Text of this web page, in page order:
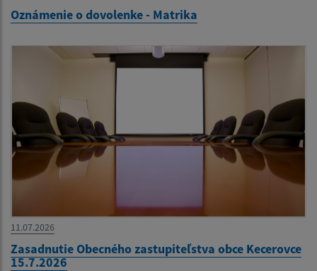
Oznámenie o dovolenke - Matrika
11.07.2026
Zasadnutie Obecného zastupiteľstva obce Kecerovce
15.7.2026